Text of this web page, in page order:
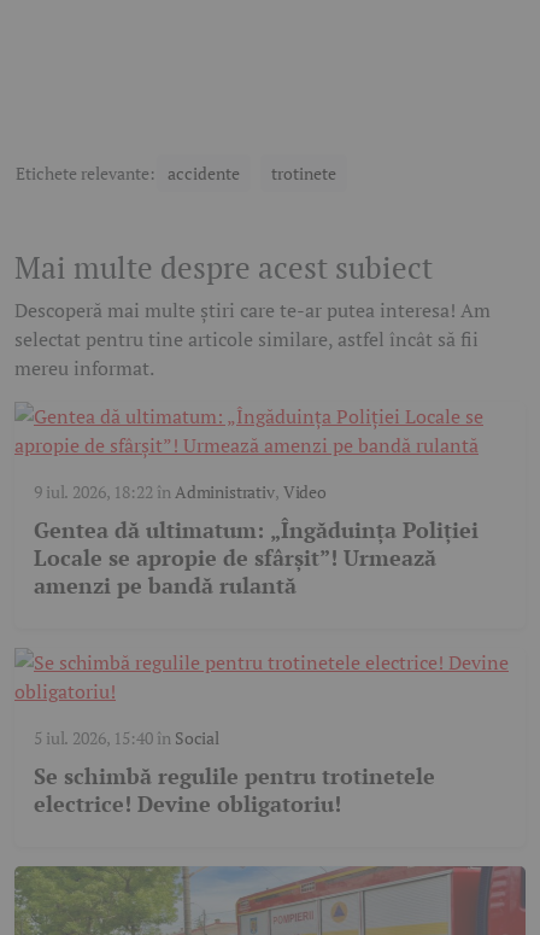
Etichete relevante: accidente trotinete
Mai multe despre acest subiect
Descoperă mai multe știri care te-ar putea interesa! Am
selectat pentru tine articole similare, astfel încât să fii
mereu informat.
9 iul. 2026, 18:22 înAdministrativ, Video
Gentea dă ultimatum: „Îngăduința Poliției
Locale se apropie de sfârșit”! Urmează
amenzi pe bandă rulantă
5 iul. 2026, 15:40în Social
Se schimbă regulile pentru trotinetele
electrice! Devine obligatoriu!